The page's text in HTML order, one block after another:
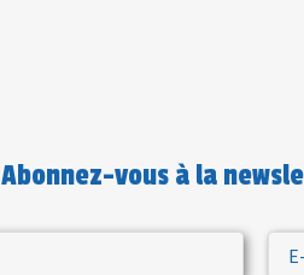
Abonnez-vous à la